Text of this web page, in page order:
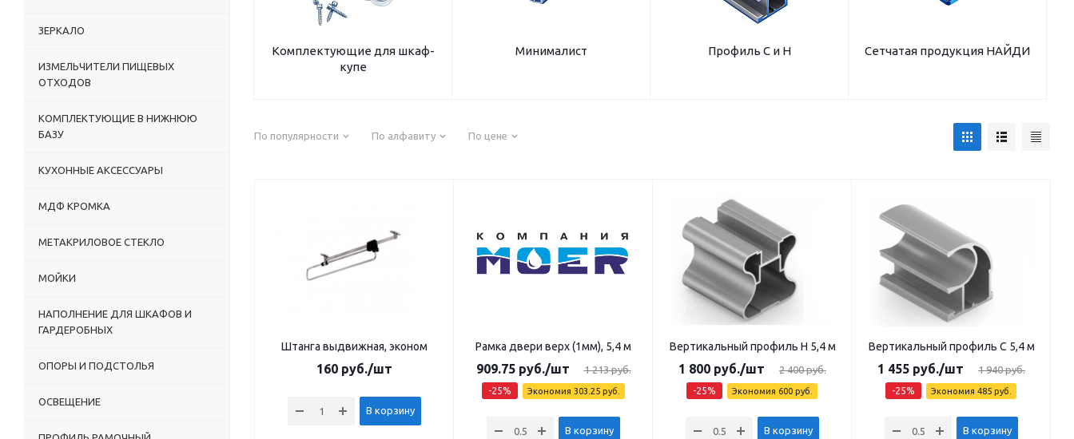
Комплектующие для шкаф-
купе
Минималист Профиль С и Н Сетчатая продукция НАЙДИ
По популярности По алфавиту По цене
Штанга выдвижная, эконом
160 руб./шт
В корзину
Рамка двери верх (1мм), 5,4 м
909.75руб./шт 1 213руб.
-25% Экономия 303.25руб.
В корзину
Вертикальный профиль Н 5,4 м
1 800 руб./шт 2 400руб.
-25% Экономия 600 руб.
В корзину
Вертикальный профиль С 5,4 м
1 455 руб./шт 1 940руб.
-25% Экономия 485 руб.
В корзину
ЗЕРКАЛО
ИЗМЕЛЬЧИТЕЛИ ПИЩЕВЫХ
ОТХОДОВ
КОМПЛЕКТУЮЩИЕ В НИЖНЮЮ
БАЗУ
КУХОННЫЕ АКСЕССУАРЫ
МДФ КРОМКА
МЕТАКРИЛОВОЕ СТЕКЛО
МОЙКИ
НАПОЛНЕНИЕ ДЛЯ ШКАФОВ И
ГАРДЕРОБНЫХ
ОПОРЫ И ПОДСТОЛЬЯ
ОСВЕЩЕНИЕ